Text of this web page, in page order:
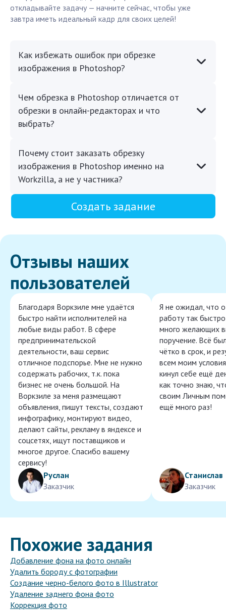
откладывайте задачу — начните сейчас, чтобы уже
завтра иметь идеальный кадр для своих целей!
Как избежать ошибок при обрезке
изображения в Photoshop?
Чем обрезка в Photoshop отличается от
обрезки в онлайн-редакторах и что
выбрать?
Почему стоит заказать обрезку
изображения в Photoshop именно на
Workzilla, а не у частника?
Создать задание
Отзывы наших
пользователей
Благодаря Воркзиле мне удаётся
быстро найти исполнителей на
любые виды работ. В сфере
предпринимательской
деятельности, ваш сервис
отличное подспорье. Мне не нужно
содержать рабочих, т.к. пока
бизнес не очень большой. На
Воркзиле за меня размещают
объявления, пишут тексты, создают
инфографику, монтируют видео,
делают сайты, рекламу в яндексе и
соцсетях, ищут поставщиков и
многое другое. Спасибо вашему
сервису!
Руслан
Заказчик
Я не ожидал, что
работу так
много желающих
поручение. Всё
чётко в срок, и
всем моим
кинул себе ещё
как точно знаю,
своим Личным
ещё много раз!
Станислав
Заказчик
Похожие задания
Добавление фона на фото онлайн
Удалить бороду с фотографии
Создание черно-белого фото в Illustrator
Удаление заднего фона фото
Коррекция фото